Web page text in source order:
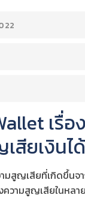
เรื่อ
สียเงินได้
สูญเสียที่เกิดขึ้นจา
วามสูญเสียในหลา